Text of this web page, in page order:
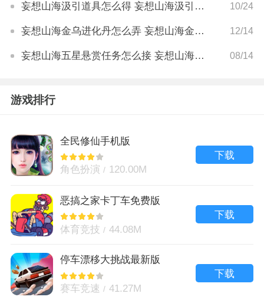
妄想山海汲引道具怎么得 妄想山海汲引道具获取方法 10/24
妄想山海金乌进化丹怎么弄 妄想山海金乌进化丹配方详解 12/14
妄想山海五星悬赏任务怎么接 妄想山海悬赏任务在哪接 08/14
游戏排行
全民修仙手机版
角色扮演 120.00M
下载
恶搞之家卡丁车免费版
体育竞技 44.08M
下载
停车漂移大挑战最新版
赛车竞速 41.27M
下载